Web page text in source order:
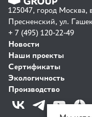
125047, город Москва,
Пресненский, ул.
+ 7 (495) 120-22-49
Новости
Наши проекты
Сертификаты
Экологичность
Производство